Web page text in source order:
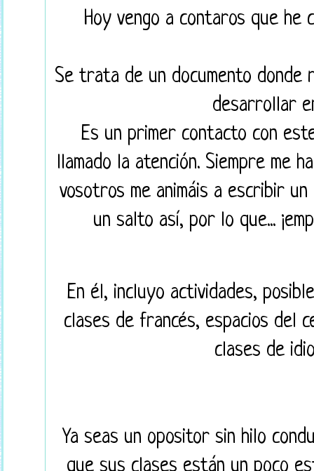
Hoy vengo a contaros que he
Se trata de un documento donde
desarrollar
Es un primer contacto con
llamado la atención. Siempre me
vosotros me animáis a escribir
un salto así, por lo que...
En él, incluyo actividades,
clases de francés, espacios del
clases de
Ya seas un opositor sin hilo
que sus clases están un poco